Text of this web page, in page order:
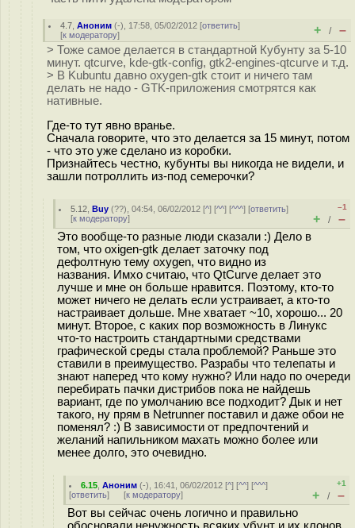
4.7 ,Аноним (-), 17:58, 05/02/2012 [ответить]
[к модератору] + / –
> Тоже самое делается в стандартной Кубунту за 5-10
минут. qtcurve, kde-gtk-config, gtk2-engines-qtcurve и т.д.
> В Kubuntu давно oxygen-gtk стоит и ничего там
делать не надо - GTK-приложения смотрятся как
нативные.
Где-то тут явно вранье.
Сначала говорите, что это делается за 15 минут, потом
- что это уже сделано из коробки.
Признайтесь честно, кубунты вы никогда не видели, и
зашли потроллить из-под семерочки?
5.12 ,Buy (??), 04:54, 06/02/2012 [^] [^^] [^^^] [ответить]
[к модератору]
–1
+ / –
Это вообще-то разные люди сказали :) Дело в
том, что oxigen-gtk делает заточку под
дефолтную тему oxygen, что видно из
названия. Имхо считаю, что QtCurve делает это
лучше и мне он больше нравится. Поэтому, кто-то
может ничего не делать если устраивает, а кто-то
настраивает дольше. Мне хватает ~10, хорошо... 20
минут. Второе, с каких пор возможность в Линукс
что-то настроить стандартными средствами
графической среды стала проблемой? Раньше это
ставили в преимущество. Разрабы что телепаты и
знают наперед что кому нужно? Или надо по очереди
перебирать пачки дистрибов пока не найдешь
вариант, где по умолчанию все подходит? Дык и нет
такого, ну прям в Netrunner поставил и даже обои не
поменял? :) В зависимости от предпочтений и
желаний напильником махать можно более или
менее долго, это очевидно.
6.15 ,Аноним (-), 16:41, 06/02/2012 [^] [^^] [^^^]
[ответить] [к модератору]
+1
+ / –
Вот вы сейчас очень логично и правильно